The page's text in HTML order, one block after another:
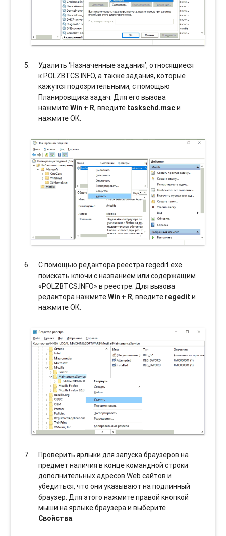
Удалить ‘Назначенные задания’, относящиеся
к POLZBTCS.INFO, а также задания, которые
кажутся подозрительными, с помощью
Планировщика задач. Для его вызова
нажмитеWin + R, введите taskschd.mscи
нажмите ОК.
С помощью редактора реестра regedit.exe
поискать ключи с названием или содержащим
«POLZBTCS.INFO» в реестре. Для вызова
редактора нажмитеWin + R, введите regedit и
нажмите ОК.
Проверить ярлыки для запуска браузеров на
предмет наличия в конце командной строки
дополнительных адресов Web сайтов и
убедиться, что они указывают на подлинный
браузер. Для этого нажмите правой кнопкой
мыши на ярлыке браузера и выберите
Свойства.